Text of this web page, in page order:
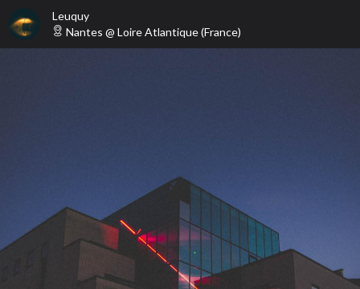
Leuquy
Nantes @ Loire Atlantique(France)